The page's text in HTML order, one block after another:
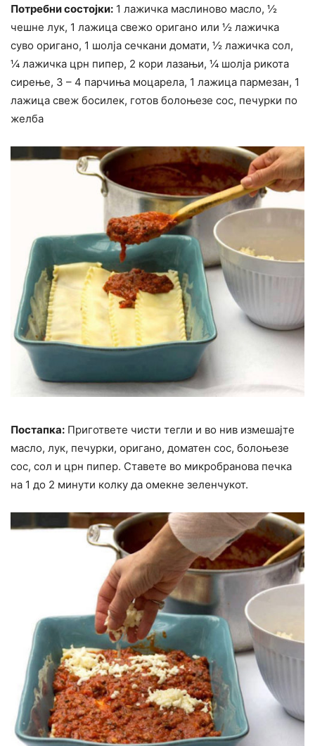
Потребни состојки: 1 лажичка маслиново масло, ½
чешне лук, 1 лажица свежо оригано или ½ лажичка
суво оригано, 1 шолја сечкани домати, ½ лажичка сол,
¼ лажичка црн пипер, 2 кори лазањи, ¼ шолја рикота
сирење, 3 – 4 парчиња моцарела, 1 лажица пармезан, 1
лажица свеж босилек, готов болоњезе сос, печурки по
желба
Постапка: Пригответе чисти тегли и во нив измешајте
масло, лук, печурки, оригано, доматен сос, болоњезе
сос, сол и црн пипер. Ставете во микробранова печка
на 1 до 2 минути колку да омекне зеленчукот.